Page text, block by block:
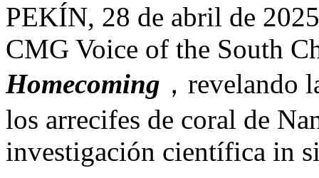
PEKÍN, 28 de abril de 2025
CMG Voice of the South
Homecoming ， revelando
los arrecifes de coral de
investigación científica in